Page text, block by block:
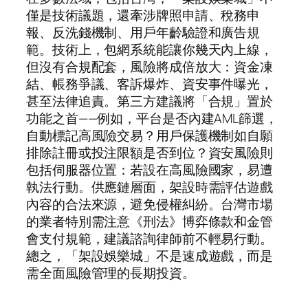
僅是技術議題，還牽涉牌照申請、稅務申
報、反洗錢機制、用戶年齡驗證和廣告規
範。技術上，包網系統能讓你幾天內上線，
但沒有合規配套，風險將成倍放大：資金凍
結、帳務爭議、客訴爆炸、資安事件曝光，
甚至法律追責。第三方建議將「合規」置於
功能之首——例如，平台是否內建AML篩選，
自動標記高風險交易？用戶保護機制如自願
排除註冊或投注限額是否到位？資安風險則
包括伺服器位置：若設在高風險國家，易遭
執法行動。供應鏈層面，架設時需評估遊戲
內容的合法來源，避免侵權糾紛。台灣市場
的業者特別需注意《刑法》博弈條款和金管
會支付規範，建議諮詢律師前不輕易行動。
總之，「架設娛樂城」不是速成遊戲，而是
需全面風險管理的長期投資。